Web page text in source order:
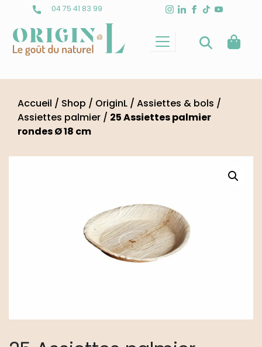
content
04 75 41 83 99
Accueil / Shop / OriginL / Assiettes & bols /
Assiettes palmier / 25 Assiettes palmier
rondes Ø 18 cm